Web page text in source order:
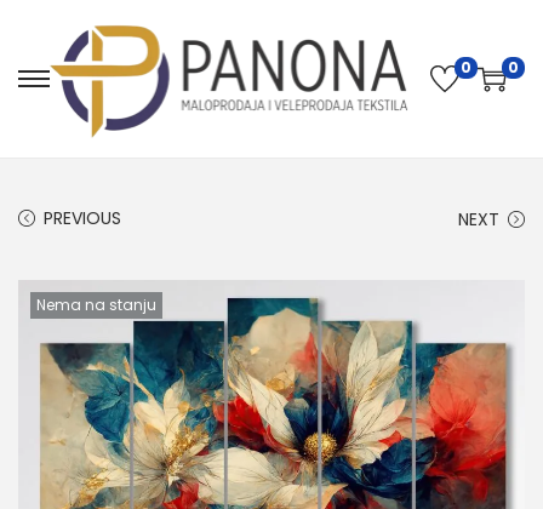
0 0
PREVIOUS NEXT
Nema na stanju